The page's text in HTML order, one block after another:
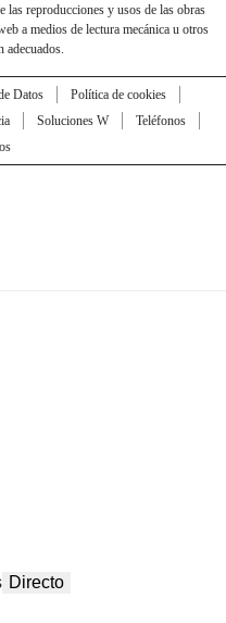
reproducciones y usos de las obras
a medios de lectura mecánica u otros
adecuados.
Datos
Política de cookies
Soluciones W
Teléfonos
Directo